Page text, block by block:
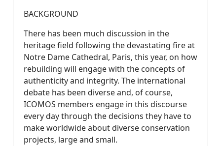
BACKGROUND
There has been much discussion in the
heritage field following the devastating fire at
Notre Dame Cathedral, Paris, this year, on how
rebuilding will engage with the concepts of
authenticity and integrity. The international
debate has been diverse and, of course,
ICOMOS members engage in this discourse
every day through the decisions they have to
make worldwide about diverse conservation
projects, large and small.